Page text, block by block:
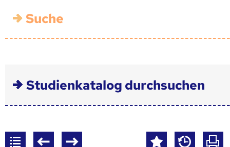
Suche
Studienkatalog durchsuchen